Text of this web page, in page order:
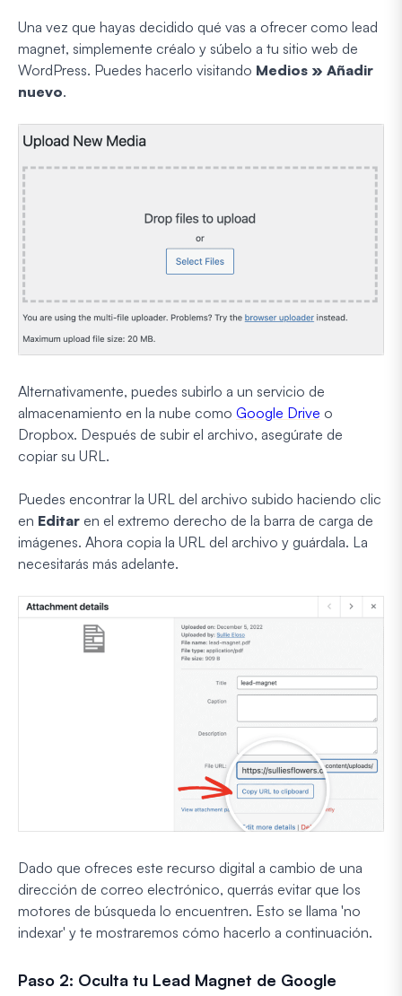
Una vez que hayas decidido qué vas a ofrecer como lead
magnet, simplemente créalo y súbelo a tu sitio web de
WordPress. Puedes hacerlo visitando Medios » Añadir
nuevo.
Alternativamente, puedes subirlo a un servicio de
almacenamiento en la nube como Google Drive o
Dropbox. Después de subir el archivo, asegúrate de
copiar su URL.
Puedes encontrar la URL del archivo subido haciendo clic
en Editar en el extremo derecho de la barra de carga de
imágenes. Ahora copia la URL del archivo y guárdala. La
necesitarás más adelante.
Dado que ofreces este recurso digital a cambio de una
dirección de correo electrónico, querrás evitar que los
motores de búsqueda lo encuentren. Esto se llama 'no
indexar' y te mostraremos cómo hacerlo a continuación.
Paso 2: Oculta tu Lead Magnet de Google